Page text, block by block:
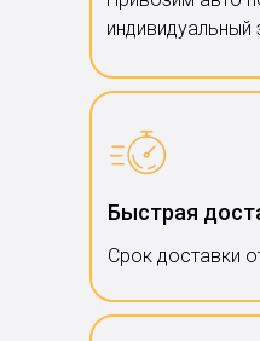
Быстрая
Срок доставки
индивидуальный